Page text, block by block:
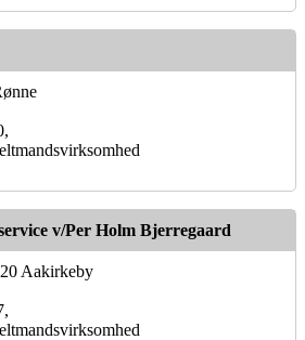
v/Per Holm Bjerregaard
Aakirkeby